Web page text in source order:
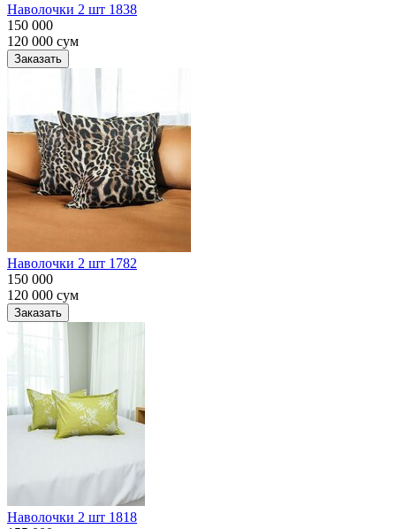
Наволочки 2 шт 1838
150 000
120 000 сум
Заказать
Наволочки 2 шт 1782
150 000
120 000 сум
Заказать
Наволочки 2 шт 1818